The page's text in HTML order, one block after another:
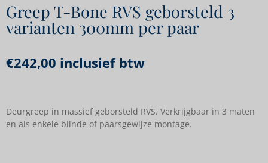
Greep T-Bone RVS geborsteld 3
varianten 300mm per paar
€242,00 inclusief btw
Deurgreep in massief geborsteld RVS. Verkrijgbaar in 3 maten
en als enkele blinde of paarsgewijze montage.